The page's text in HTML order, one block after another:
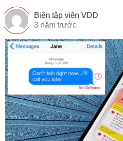
Sửa Laptop
Sửa chữa thiết bị khác
Điện thoại
Phụ kiện
Hệ thống:
17 cửa hàng
Tổng đài:1800.6729(miễn phí)
(Giờ làm việc: 08h00 - 21h00)
Biên tập viên VDD
3 năm trước